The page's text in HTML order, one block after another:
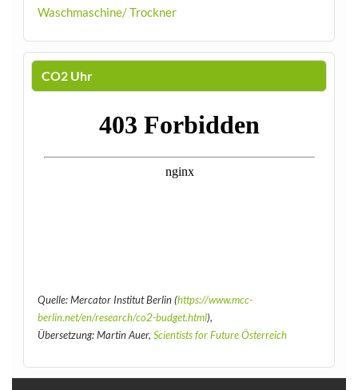
Waschmaschine/ Trockner
CO2 Uhr
Quelle: Mercator Institut Berlin (https://www.mcc-
berlin.net/en/research/co2-budget.html),
Übersetzung: Martin Auer, Scientists for Future Österreich